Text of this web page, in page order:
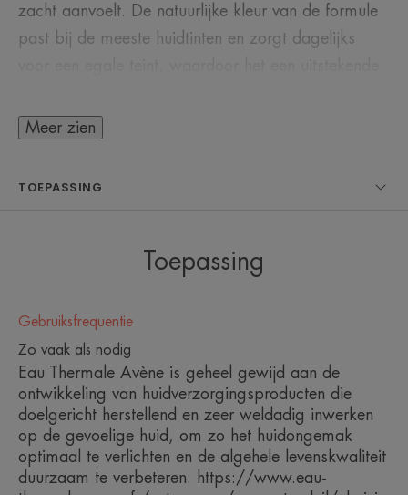
zacht aanvoelt. De natuurlijke kleur van de formule
past bij de meeste huidtinten en zorgt dagelijks
ook waterbestendig.
450nm, dat de huidveroudering versnelt.
veroorzaakt werd door zonnestralen** met 95% en
gaat zo de schadelijke effecten van de zon en
zichtbare huidbeschadiging doeltreffend tegen.
Het is een uiterst veilig filtersysteem dat de mariene
biodiversiteit bovendien respecteert. Talrijke proeven
onder experimentele omstandigheden hebben onder
Meer zien
TOEPASSING
Toepassing
Gebruiksfrequentie
Zo vaak als nodig
Eau Thermale Avène is geheel gewijd aan de
ontwikkeling van huidverzorgingsproducten die
doelgericht herstellend en zeer weldadig inwerken
op de gevoelige huid, om zo het huidongemak
optimaal te verlichten en de algehele levenskwaliteit
duurzaam te verbeteren. https://www.eau-